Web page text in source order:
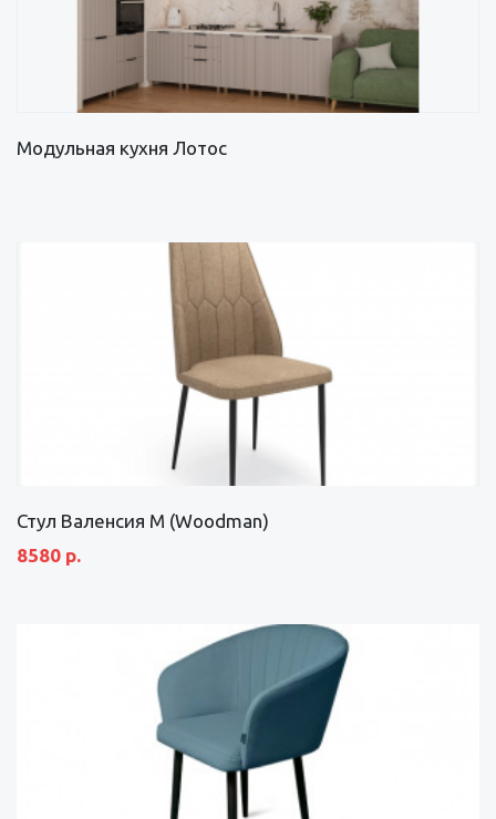
Модульная кухня Лотос
Стул Валенсия М (Woodman)
8580 р.